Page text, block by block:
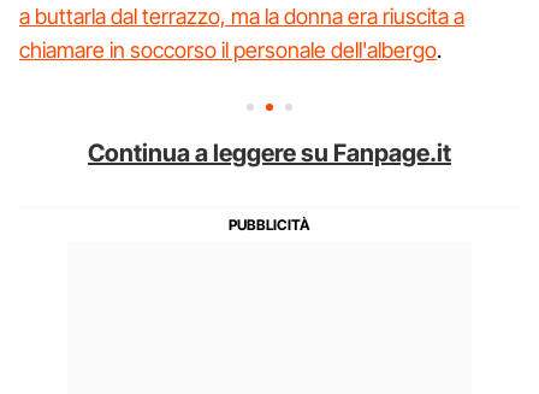
a buttarla dal terrazzo, ma la donna era riuscita a
chiamare in soccorso il personale dell'albergo.
Continua a leggere su Fanpage.it